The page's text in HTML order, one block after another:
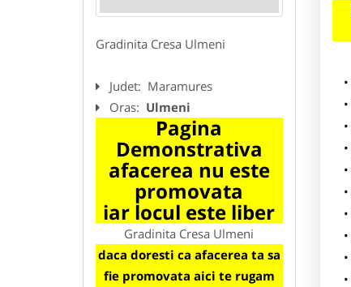
Gradinita Cresa Ulmeni
Judet: Maramures
Oras: Ulmeni
Pagina
Demonstrativa
afacerea nu este
promovata
iar locul este liber
Gradinita Cresa Ulmeni
daca doresti ca afacerea ta sa
fie promovata aici te rugam